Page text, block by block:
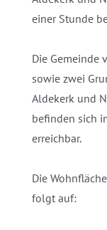
einer Stunde
Die Gemeinde
sowie zwei
Aldekerk und
befinden sich
erreichbar.
Die
folgt auf: